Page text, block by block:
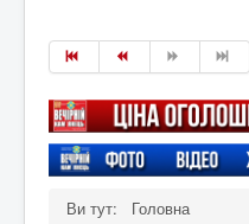
Ви тут: Головна